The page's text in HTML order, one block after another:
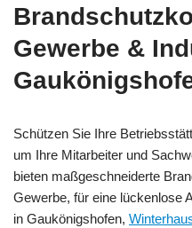
Gewerbe &
Schützen Sie Ihre
um Ihre Mitarbeiter und
bieten maßgeschneiderte
Gewerbe, für eine lückenlose
in Gaukönigshofen,